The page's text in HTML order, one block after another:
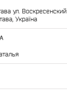
ул. Воскресенский
Україна